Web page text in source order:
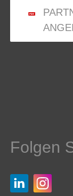
Folgen